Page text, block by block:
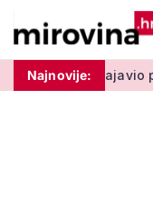
Najnovije:
povećanje mirovina